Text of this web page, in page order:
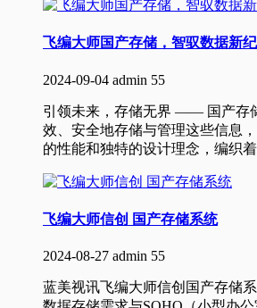
飞编大师国产存储，智驭数据新
2024-09-04 admin 55
引领未来，存储无界 —— 国产存
效、安全地存储与管理这些信息
的性能和独特的设计理念，编织
飞编大师信创 国产存储系统
2024-08-27 admin 55
蓝美视讯飞编大师信创国产存储